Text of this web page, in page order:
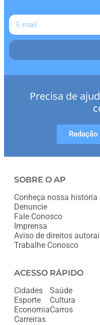
Precisa de
Redação
SOBRE O AP
Conheça nossa história
Denuncie
Fale Conosco
Imprensa
Aviso de direitos
Trabalhe Conosco
ACESSO RÁPIDO
Cidades
Esporte
Economia
Carreiras
Saúde
Cultura
Carros